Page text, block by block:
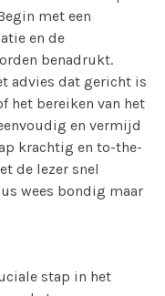
met een
en de
benadrukt.
advies dat gericht is
het bereiken van het
en vermijd
krachtig en to-the-
de lezer snel
wees bondig maar
stap in het